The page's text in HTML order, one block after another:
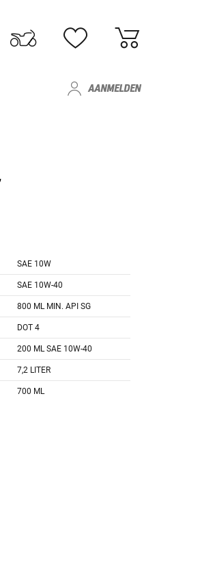
AANMELDEN
SAE 10W
SAE 10W-40
800 ML MIN. API SG
DOT 4
200 ML SAE 10W-40
7,2 LITER
700 ML